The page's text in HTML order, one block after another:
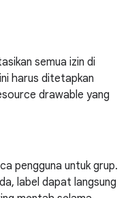
semua izin di
harus ditetapkan
drawable yang
pengguna untuk grup.
label dapat langsung